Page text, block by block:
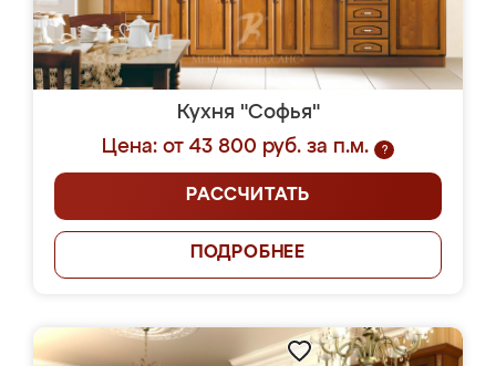
Кухня "Софья"
Цена: от 43 800 руб. за п.м.
?
РАССЧИТАТЬ
ПОДРОБНЕЕ